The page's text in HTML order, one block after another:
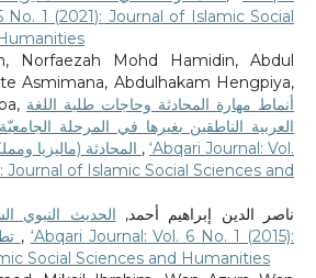
No. 1 (2021): Journal of Islamic Social
Norfaezah Mohd Hamidin, Abdul
Asmimana, Abdulhakam Hengpiya,
أنماط مهارة المحادثة وحاجات طلبة اللغة
العربية الناطقين بغيرها في المرحلة
,‘Abqari Journal: Vol.
Journal of Islamic Social Sciences and
ناصر الدين إبراهيم أحمد, الحديث النبوي
تطوير اللغة العربية , ‘Abqari Journal: Vol. 6 No. 1 (2015):
Social Sciences and Humanities